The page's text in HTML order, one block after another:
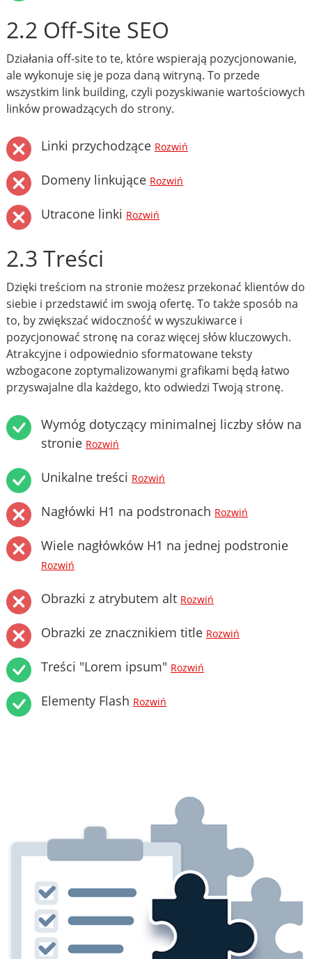
2.2 Off-Site SEO
Działania off-site to te, które wspierają pozycjonowanie,
ale wykonuje się je poza daną witryną. To przede
wszystkim link building, czyli pozyskiwanie wartościowych
linków prowadzących do strony.
Linki przychodzące Rozwiń
Domeny linkujące Rozwiń
Utracone linki Rozwiń
2.3 Treści
Dzięki treściom na stronie możesz przekonać klientów do
siebie i przedstawić im swoją ofertę. To także sposób na
to, by zwiększać widoczność w wyszukiwarce i
pozycjonować stronę na coraz więcej słów kluczowych.
Atrakcyjne i odpowiednio sformatowane teksty
wzbogacone zoptymalizowanymi grafikami będą łatwo
przyswajalne dla każdego, kto odwiedzi Twoją stronę.
Wymóg dotyczący minimalnej liczby słów na
stronie Rozwiń
Unikalne treści Rozwiń
Nagłówki H1 na podstronach Rozwiń
Wiele nagłówków H1 na jednej podstronie
Rozwiń
Obrazki z atrybutem alt Rozwiń
Obrazki ze znacznikiem title Rozwiń
Treści "Lorem ipsum" Rozwiń
Elementy Flash Rozwiń